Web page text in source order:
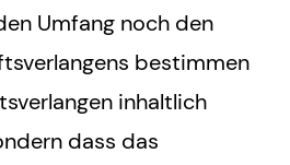
Umfang noch den
bestimmen
inhaltlich
dass das